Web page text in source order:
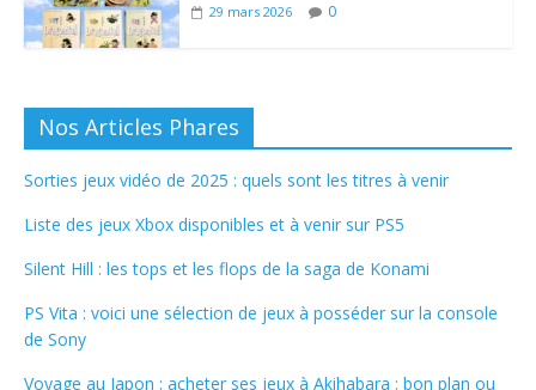
29 mars 2026 0
Nos Articles Phares
Sorties jeux vidéo de 2025 : quels sont les titres à venir
Liste des jeux Xbox disponibles et à venir sur PS5
Silent Hill : les tops et les flops de la saga de Konami
PS Vita : voici une sélection de jeux à posséder sur la console
de Sony
Voyage au Japon : acheter ses jeux à Akihabara : bon plan ou